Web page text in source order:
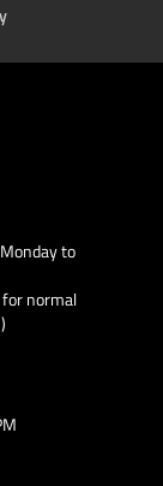
to
for normal